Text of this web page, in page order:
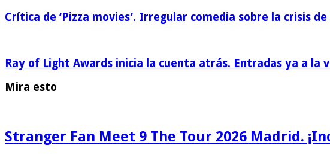
Crítica de ‘Pizza movies’. Irregular comedia sobre la crisis
Ray of Light Awards inicia la cuenta atrás. Entradas ya a la
Mira esto
Stranger Fan Meet 9 The Tour 2026 Madrid.